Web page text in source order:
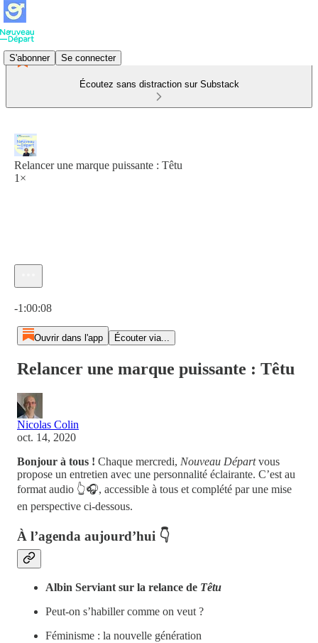
S'abonner Se connecter
Écoutez sans distraction sur Substack
Relancer une marque puissante : Têtu
1×
-1:00:08
Ouvrir dans l'app Écouter via...
Relancer une marque puissante : Têtu
Nicolas Colin
oct. 14, 2020
Bonjour à tous ! Chaque mercredi, Nouveau Départvous
propose un entretien avec une personnalité éclairante. C’est au
format audio 👆🎧, accessible à tous et complété par une mise
en perspective ci-dessous.
À l’agenda aujourd’hui 👇
Albin Serviant sur la relance de Têtu
Peut-on s’habiller comme on veut ?
Féminisme : la nouvelle génération